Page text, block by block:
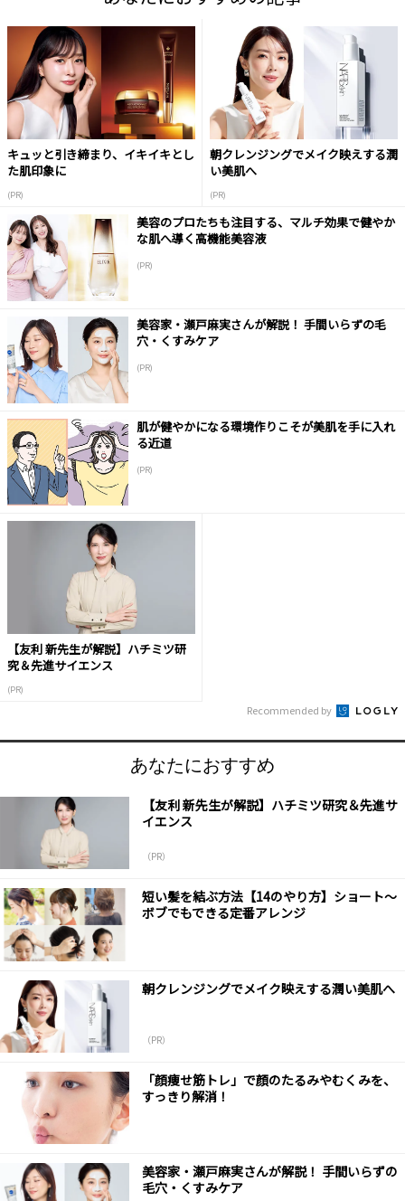
キュッと引き締まり、イキイキとし
た肌印象に
(PR)
朝クレンジングでメイク映えする潤
い美肌へ
(PR)
美容のプロたちも注目する、マルチ効果で健やか
な肌へ導く高機能美容液
(PR)
美容家・瀬戸麻実さんが解説！ 手間いらずの毛
穴・くすみケア
(PR)
肌が健やかになる環境作りこそが美肌を手に入れ
る近道
(PR)
【友利 新先生が解説】ハチミツ研
究＆先進サイエンス
(PR)
Recommended by
あなたにおすすめ
【友利 新先生が解説】ハチミツ研究＆先進サ
イエンス
（PR）
短い髪を結ぶ方法【14のやり方】ショート～
ボブでもできる定番アレンジ
朝クレンジングでメイク映えする潤い美肌へ
（PR）
「顔痩せ筋トレ」で顔のたるみやむくみを、
すっきり解消！
美容家・瀬戸麻実さんが解説！ 手間いらずの
毛穴・くすみケア